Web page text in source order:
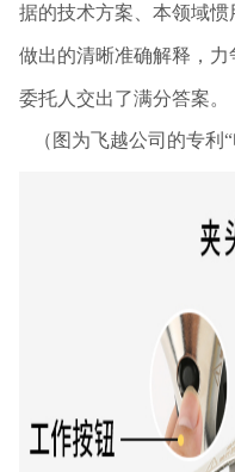
据的技术方案、本领域
做出的清晰准确解释，
委托人交出了满分答案。
（图为飞越公司的专利“